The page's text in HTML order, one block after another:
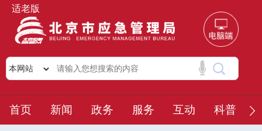
适老版
首页 新闻 政务 服务 互动 科普